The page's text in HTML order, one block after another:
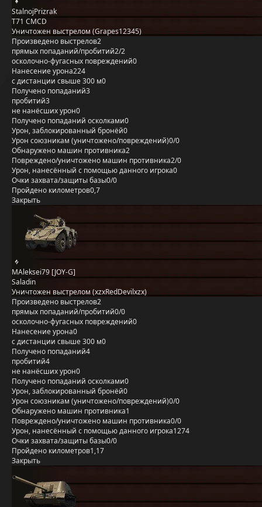
StalnojPrizrak
T71 CMCD
Уничтожен выстрелом (Grapes12345)
Произведено выстрелов2
прямых попаданий/пробитий2/2
осколочно-фугасных повреждений0
Нанесение урона224
с дистанции свыше 300 м0
Получено попаданий3
пробитий3
не нанёсших урон0
Получено попаданий осколками0
Урон, заблокированный бронёй0
Урон союзникам (уничтожено/повреждений)0/0
Обнаружено машин противника2
Повреждено/уничтожено машин противника2/0
Урон, нанесённый с помощью данного игрока0
Очки захвата/защиты базы0/0
Пройдено километров0,7
Закрыть
MAleksei79 [JOY-G]
Saladin
Уничтожен выстрелом (xzxRedDevilxzx)
Произведено выстрелов2
прямых попаданий/пробитий0/0
осколочно-фугасных повреждений0
Нанесение урона0
с дистанции свыше 300 м0
Получено попаданий4
пробитий4
не нанёсших урон0
Получено попаданий осколками0
Урон, заблокированный бронёй0
Урон союзникам (уничтожено/повреждений)0/0
Обнаружено машин противника1
Повреждено/уничтожено машин противника0/0
Урон, нанесённый с помощью данного игрока1274
Очки захвата/защиты базы0/0
Пройдено километров1,17
Закрыть